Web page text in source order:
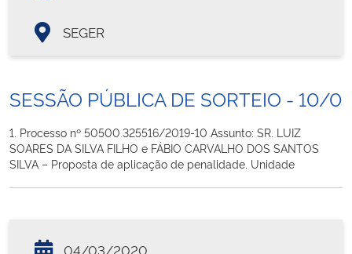
SEGER
SESSÃO PÚBLICA DE SORTEIO - 10/
1. Processo nº 50500.325516/2019-10 Assunto: SR. LUIZ
SOARES DA SILVA FILHO e FÁBIO CARVALHO DOS SANTOS
SILVA – Proposta de aplicação de penalidade. Unidade
04/03/2020